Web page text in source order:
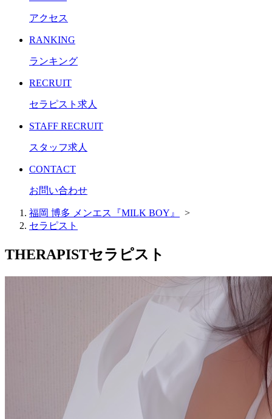
アクセス
RANKING
ランキング
RECRUIT
セラピスト求人
STAFF RECRUIT
スタッフ求人
CONTACT
お問い合わせ
福岡 博多 メンエス『MILK BOY』
>
セラピスト
THERAPISTセラピスト